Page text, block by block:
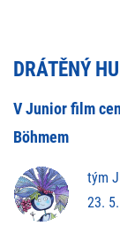
DRÁTĚNÝ
V Junior film
Böhmem
tým
23.